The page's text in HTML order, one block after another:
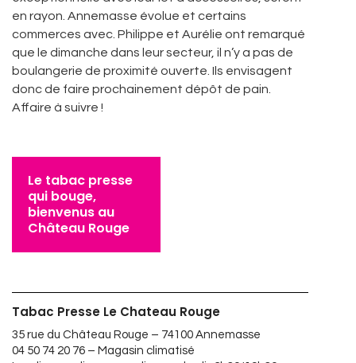
en rayon. Annemasse évolue et certains
commerces avec. Philippe et Aurélie ont remarqué
que le dimanche dans leur secteur, il n’y a pas de
boulangerie de proximité ouverte. Ils envisagent
donc de faire prochainement dépôt de pain.
Affaire à suivre !
Le tabac presse
qui bouge,
bienvenus au
Château Rouge
Tabac Presse Le Chateau Rouge
35 rue du Château Rouge – 74100 Annemasse
04 50 74 20 76 – Magasin climatisé